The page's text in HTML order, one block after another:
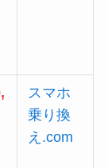
スマホ
乗り換
え.com